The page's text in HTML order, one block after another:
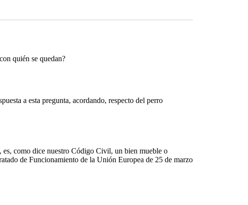
quién se quedan?
a esta pregunta, acordando, respecto del perro
es, como dice nuestro Código Civil, un bien mueble o
de Funcionamiento de la Unión Europea de 25 de marzo